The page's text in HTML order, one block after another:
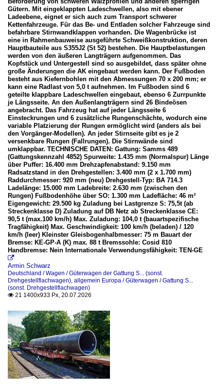
Güterzüge im Rollbockverkehr
Gütern. Mit eingeklappten Ladeschwellen, also mit ebener
Ladeebene, eignet er sich auch zum Transport schwerer
Kettenfahrzeuge. Für das Be- und Entladen solcher Fahrzeuge sind
befahrbare Stirnwandklappen vorhanden. Die Wagenbrücke ist
eine in Rahmenbauweise ausgeführte Schweißkonstruktion, deren
Hauptbauteile aus S355J2 (St 52) bestehen. Die Hauptbelastungen
werden von den äußeren Langträgern aufgenommen. Das
Kopfstück und Untergestell sind so ausgebildet, dass später ohne
große Änderungen die AK eingebaut werden kann. Der Fußboden
besteht aus Kiefernbohlen mit den Abmessungen 70 x 200 mm; er
kann eine Radlast von 5,0 t aufnehmen. Im Fußboden sind 6
geteilte klappbare Ladeschwellen eingebaut, ebenso 6 Zurrpunkte
je Längsseite. An den Außenlangträgern sind 26 Bindeösen
angebracht. Das Fahrzeug hat auf jeder Längsseite 6
Einsteckrungen und 6 zusätzliche Rungenschächte, wodurch eine
variable Platzierung der Rungen ermöglicht wird (anders als bei
den Vorgänger-Modellen). An jeder Stirnseite gibt es je 2
versenkbare Rungen (Fallrungen). Die Stirnwände sind
umklappbar. TECHNISCHE DATEN: Gattung: Samms 489
(Gattungskennzahl 4852) Spurweite: 1.435 mm (Normalspur) Länge
über Puffer: 16.400 mm Drehzapfenabstand: 9.150 mm
Radsatzstand in den Drehgestellen: 3.400 mm (2 x 1.700 mm)
Raddurchmesser: 920 mm (neu) Drehgestell-Typ: BA 714.3
Ladelänge: 15.000 mm Ladebreite: 2.630 mm (zwischen den
Rungen) Fußbodenhöhe über SO: 1.300 mm Ladefläche: 46 m²
Eigengewicht: 29.500 kg Zuladung bei Lastgrenze S: 75,5t (ab
Streckenklasse D) Zuladung auf DB Netz ab Streckenklasse CE:
90,5 t (max.100 km/h) Max. Zuladung: 104,0 t (bauartspezifische
Tragfähigkeit) Max. Geschwindigkeit: 100 km/h (beladen) / 120
km/h (leer) Kleinster Gleisbogenhalbmesser: 75 m Bauart der
Bremse: KE-GP-A (K) max. 88 t Bremssohle: Cosid 810
Handbremse: Nein Internationale Verwendungsfähigkeit: TEN-GE

Armin Schwarz
Deutschland / Wagen / Güterwagen der Gattung S... (sonst.
Drehgestellflachwagen), allgemein Europa / Güterwagen / Gattung S...
(sonst. Drehgestellflachwagen)
 21 1400x933 Px, 20.07.2026